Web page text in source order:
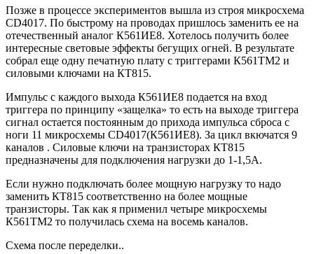
Позже в процессе экспериментов вышла из строя микросхема
CD4017. По быстрому на проводах пришлось заменить ее на
отечественный аналог К561ИЕ8. Хотелось получить более
интересные световые эффекты бегущих огней. В результате
собрал еще одну печатную плату с триггерами К561ТМ2 и
силовыми ключами на КТ815.
Импульс с каждого выхода К561ИЕ8 подается на вход
триггера по принципу «защелка» то есть на выходе триггера
сигнал остается постоянным до прихода импульса сброса с
ноги 11 микросхемы CD4017(К561ИЕ8). За цикл вкючатся 9
каналов . Силовые ключи на транзисторах КТ815
предназначены для подключения нагрузки до 1-1,5А.
Если нужно подключать более мощную нагрузку то надо
заменить КТ815 соответственно на более мощные
транзисторы. Так как я применил четыре микросхемы
К561ТМ2 то получилась схема на восемь каналов.
Схема после переделки..